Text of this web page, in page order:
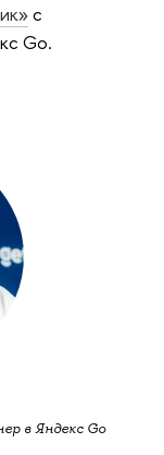
с
Go.
в Яндекс Go